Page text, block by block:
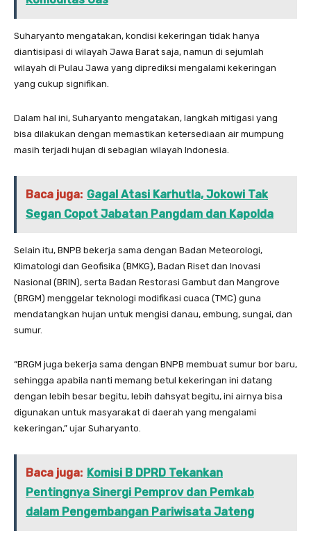
Suharyanto mengatakan, kondisi kekeringan tidak hanya
diantisipasi di wilayah Jawa Barat saja, namun di sejumlah
wilayah di Pulau Jawa yang diprediksi mengalami kekeringan
yang cukup signifikan.
Dalam hal ini, Suharyanto mengatakan, langkah mitigasi yang
bisa dilakukan dengan memastikan ketersediaan air mumpung
masih terjadi hujan di sebagian wilayah Indonesia.
Baca juga: Gagal Atasi Karhutla, Jokowi Tak
Segan Copot Jabatan Pangdam dan Kapolda
Selain itu, BNPB bekerja sama dengan Badan Meteorologi,
Klimatologi dan Geofisika (BMKG), Badan Riset dan Inovasi
Nasional (BRIN), serta Badan Restorasi Gambut dan Mangrove
(BRGM) menggelar teknologi modifikasi cuaca (TMC) guna
mendatangkan hujan untuk mengisi danau, embung, sungai, dan
sumur.
“BRGM juga bekerja sama dengan BNPB membuat sumur bor baru,
sehingga apabila nanti memang betul kekeringan ini datang
dengan lebih besar begitu, lebih dahsyat begitu, ini airnya bisa
digunakan untuk masyarakat di daerah yang mengalami
kekeringan,” ujar Suharyanto.
Baca juga: Komisi B DPRD Tekankan
Pentingnya Sinergi Pemprov dan Pemkab
dalam Pengembangan Pariwisata Jateng